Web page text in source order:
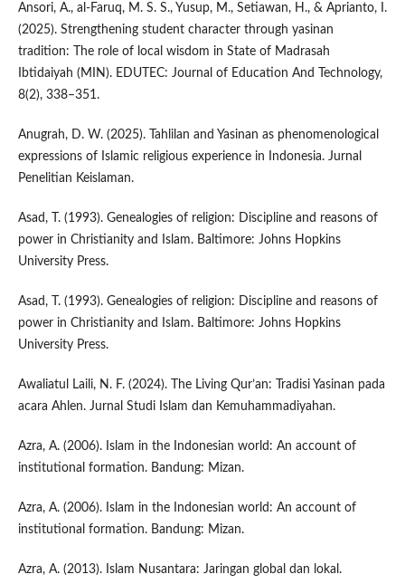
Ansori, A., al-Faruq, M. S. S., Yusup, M., Setiawan, H., & Aprianto, I.
(2025). Strengthening student character through yasinan
tradition: The role of local wisdom in State of Madrasah
Ibtidaiyah (MIN). EDUTEC: Journal of Education And Technology,
8(2), 338–351.
Anugrah, D. W. (2025). Tahlilan and Yasinan as phenomenological
expressions of Islamic religious experience in Indonesia. Jurnal
Penelitian Keislaman.
Asad, T. (1993). Genealogies of religion: Discipline and reasons of
power in Christianity and Islam. Baltimore: Johns Hopkins
University Press.
Asad, T. (1993). Genealogies of religion: Discipline and reasons of
power in Christianity and Islam. Baltimore: Johns Hopkins
University Press.
Awaliatul Laili, N. F. (2024). The Living Qur’an: Tradisi Yasinan pada
acara Ahlen. Jurnal Studi Islam dan Kemuhammadiyahan.
Azra, A. (2006). Islam in the Indonesian world: An account of
institutional formation. Bandung: Mizan.
Azra, A. (2006). Islam in the Indonesian world: An account of
institutional formation. Bandung: Mizan.
Azra, A. (2013). Islam Nusantara: Jaringan global dan lokal.